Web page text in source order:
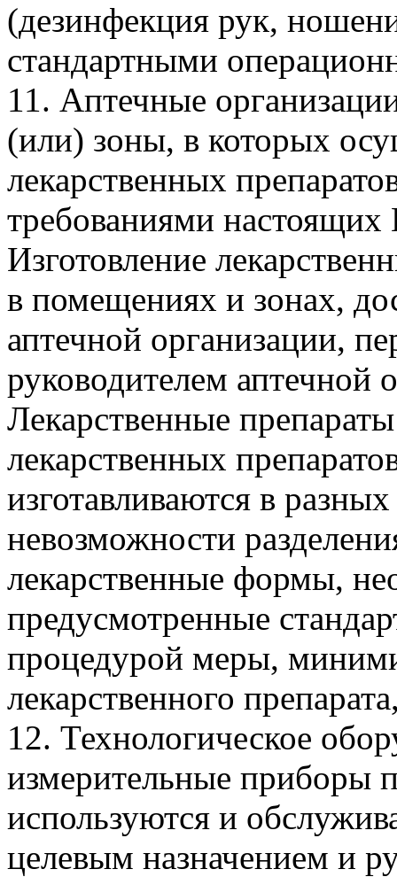
(дезинфекция рук,
стандартными
11. Аптечные
(или) зоны, в которых
лекарственных
требованиями настоящих
Изготовление
в помещениях и зонах,
аптечной организации,
руководителем аптечной
Лекарственные
лекарственных
изготавливаются в
невозможности
лекарственные формы,
предусмотренные
процедурой меры,
лекарственного
12. Технологическое
измерительные приборы
используются и
целевым назначением и